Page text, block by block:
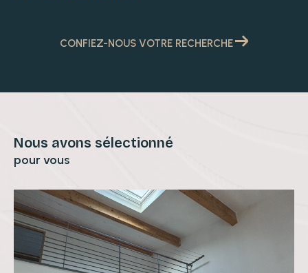
CONFIEZ-NOUS VOTRE RECHERCHE
Nous avons sélectionné
pour vous